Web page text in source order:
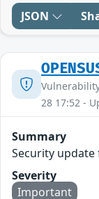
JSON
28 17:52 -
Summary
Security update
Severity
Important